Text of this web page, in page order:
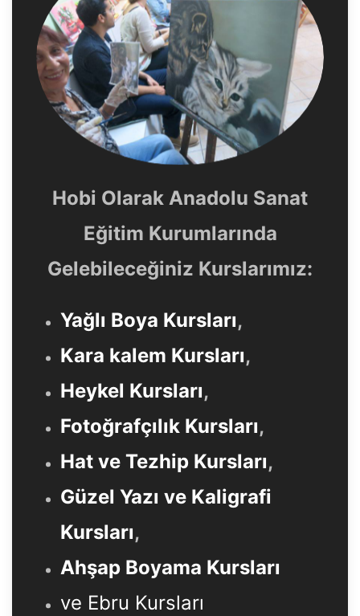
Hobi Olarak Anadolu Sanat
Eğitim Kurumlarında
Gelebileceğiniz Kurslarımız:
Yağlı Boya Kursları,
Kara kalem Kursları,
Heykel Kursları,
Fotoğrafçılık Kursları,
Hat ve Tezhip Kursları,
Güzel Yazı ve Kaligrafi
Kursları,
Ahşap Boyama Kursları
ve Ebru Kursları